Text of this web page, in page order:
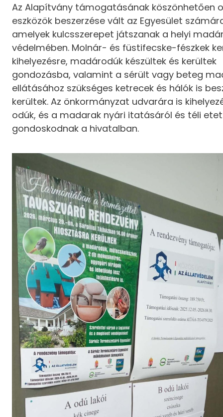
Az Alapítvány támogatásának köszönhetően
eszközök beszerzése vált az Egyesület
amelyek kulcsszerepet játszanak a helyi
védelmében. Molnár- és füstifecske-fészkek
kihelyezésre, madárodúk készültek és kerültek
gondozásba, valamint a sérült vagy beteg
ellátásához szükséges ketrecek és hálók is
kerültek. Az önkormányzat udvarára is
odúk, és a madarak nyári itatásáról és téli
gondoskodnak a hivatalban.